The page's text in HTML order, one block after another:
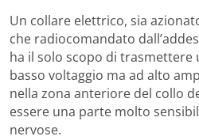
Un collare elettrico, sia
che radiocomandato
ha il solo scopo di trasmettere
basso voltaggio ma ad alto
nella zona anteriore del collo
essere una parte molto
nervose.